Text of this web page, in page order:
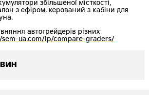
збільшеної місткості,
з ефіром, керований з кабіни для
автогрейдерів різних
ua.com/lp/compare-graders/